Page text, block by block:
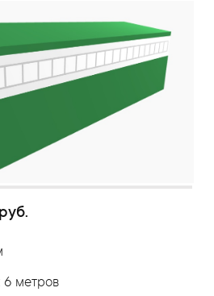
руб.
6 метров